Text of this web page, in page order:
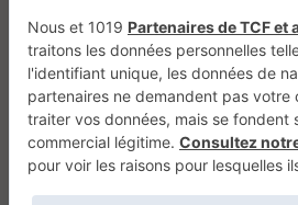
Génération Electrique Génération Sans Permis